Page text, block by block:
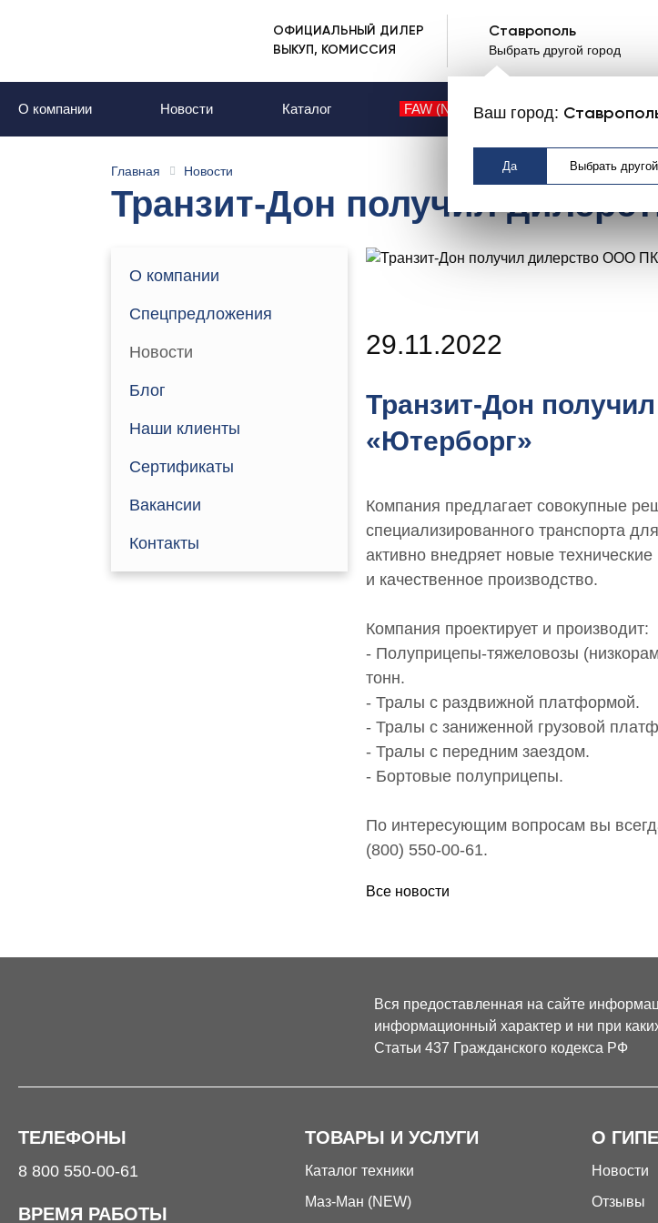
ОФИЦИАЛЬНЫЙ ДИЛЕР
ВЫКУП, КОМИССИЯ
Ставрополь
Выбрать другой город
Ваш город:
Да Выбрать
О компании Новости Каталог FAW (NEW) Контакты
Главная Новости
Транзит-Дон получил
О компании
Спецпредложения
Новости
Блог
Наши клиенты
Сертификаты
Вакансии
Контакты
29.11.2022
Транзит-Дон
«Ютерборг»
Компания предлагает совокупные
специализированного транспорта
активно внедряет новые
и качественное производство.
Компания проектирует и производит:
- Полуприцепы-тяжеловозы
тонн.
- Тралы с раздвижной платформой.
- Тралы с заниженной грузовой
- Тралы с передним заездом.
- Бортовые полуприцепы.
По интересующим вопросам вы
(800) 550-00-61.
Все новости
Вся предоставленная на сайте
информационный характер и ни при
Статьи 437 Гражданского кодекса РФ
ТЕЛЕФОНЫ
8 800 550-00-61
ВРЕМЯ РАБОТЫ
ТОВАРЫ И УСЛУГИ
Каталог техники
Маз-Ман (NEW)
О
Новости
Отзывы